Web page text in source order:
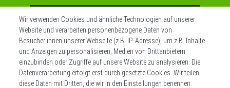
** Hierbei handelt es sich um ein Pflichtfeld.
Widerrufs­recht Impressum
Wir verwenden Cookies und ähnliche Technologien auf unserer
Website und verarbeiten personenbezogene Daten von
Besucher:innen unserer Webseite (z.B. IP-Adresse), um z.B. Inhalte
und Anzeigen zu personalisieren, Medien von Drittanbietern
einzubinden oder Zugriffe auf unsere Website zu analysieren. Die
Datenverarbeitung erfolgt erst durch gesetzte Cookies. Wir teilen
diese Daten mit Dritten, die wir in den Einstellungen benennen.